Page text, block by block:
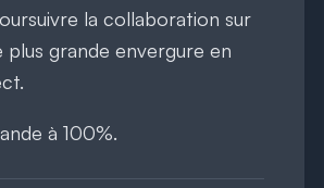
la collaboration sur
grande envergure en
à 100%.